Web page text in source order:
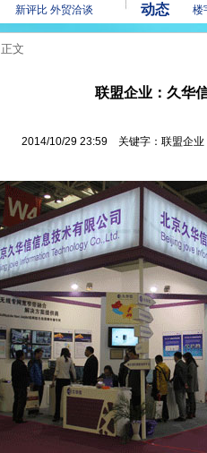
新评比 外贸洽谈
动态
楼
正文
联盟企业：久华
2014/10/29 23:59 关键字：联盟企